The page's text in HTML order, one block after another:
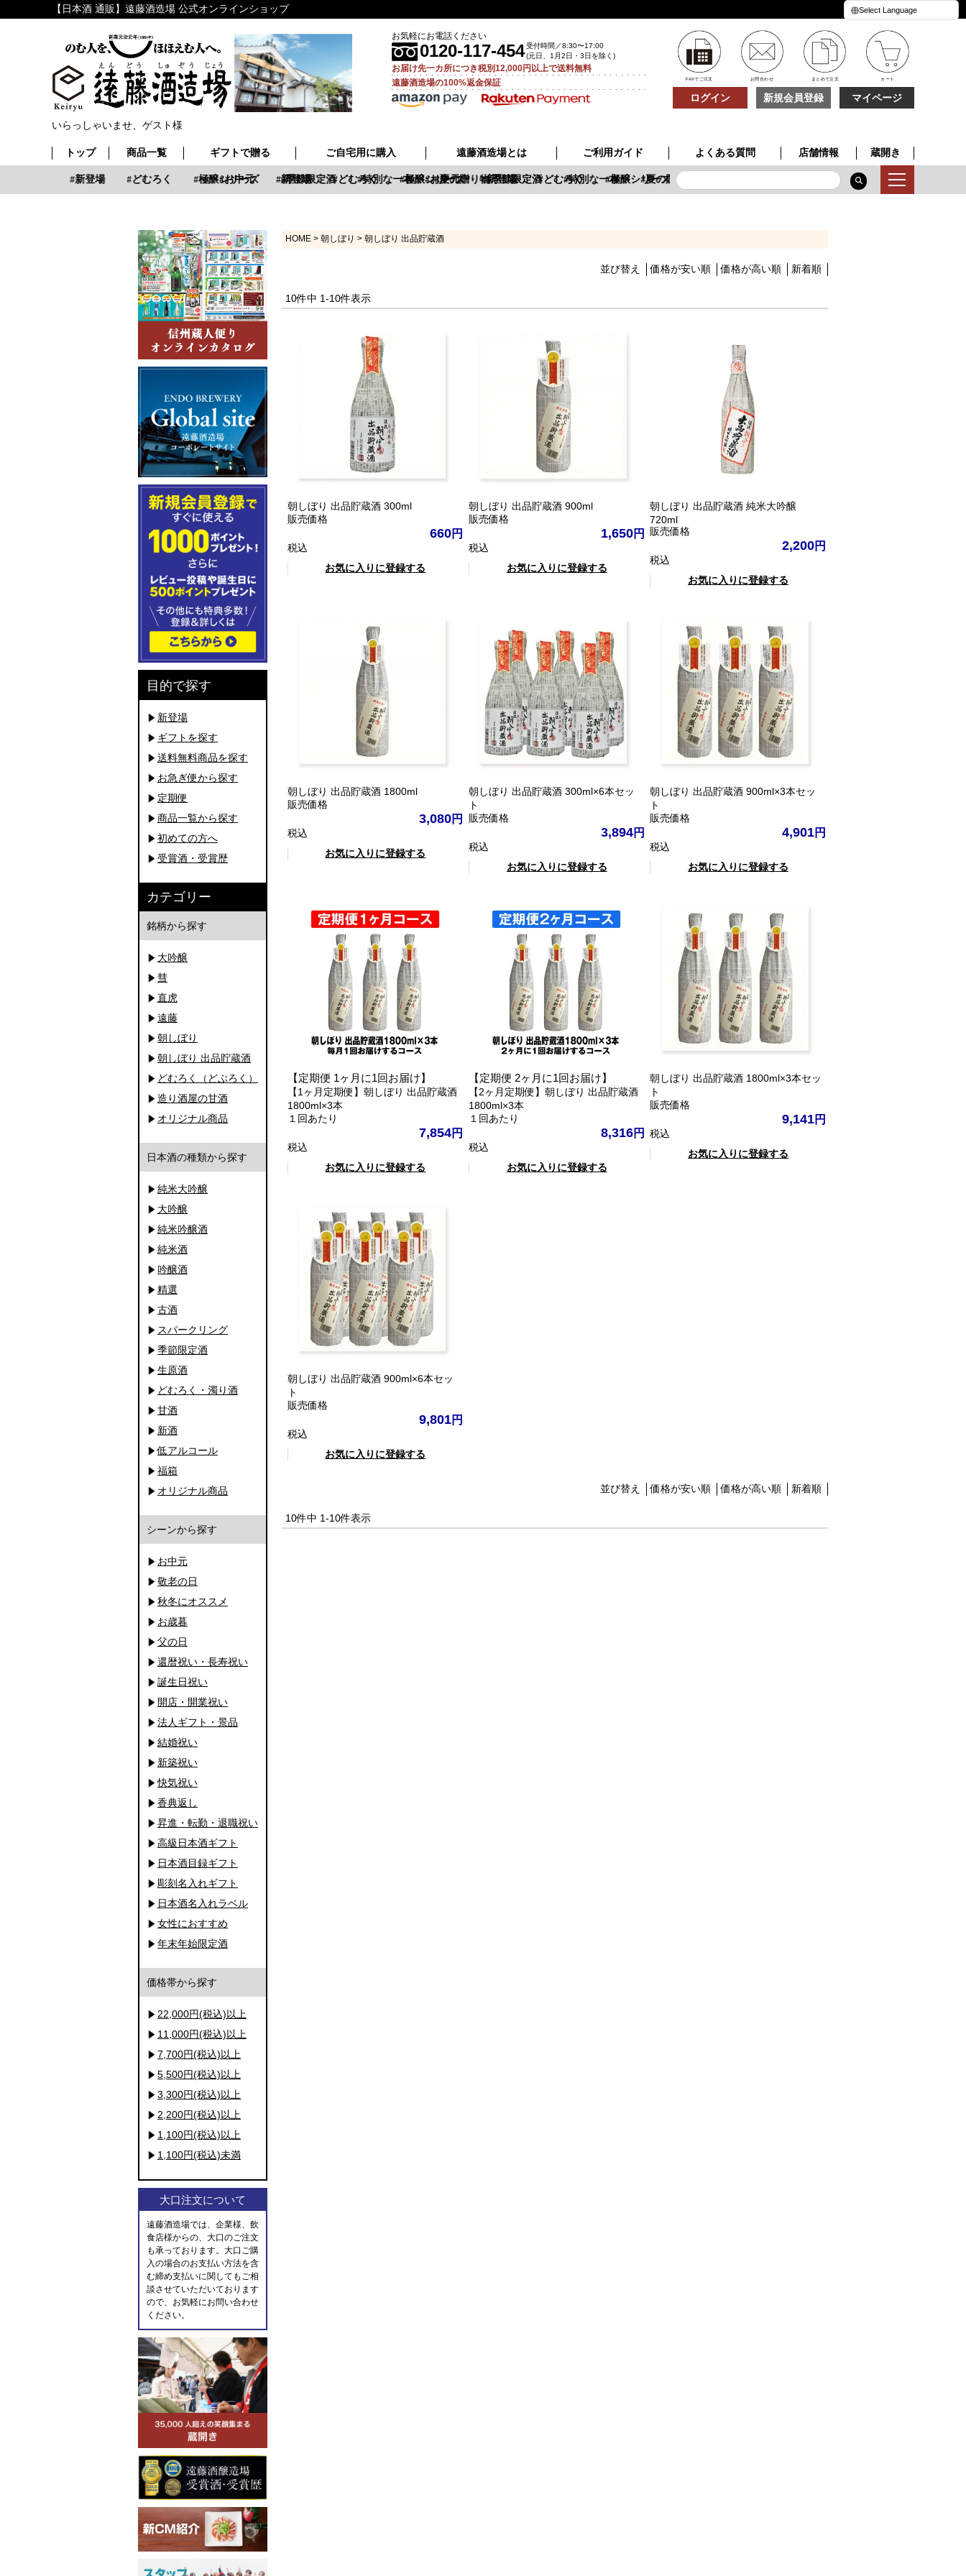
【日本酒 通販】遠藤酒造場 公式オンラインショップ
お気軽にお電話ください
0120-117-454受付時間／8:30〜17:00
(元日、1月2日・3日を除く)
お届け先一カ所につき税別12,000円以上で送料無料
遠藤酒造場の100%返金保証
FAXでご注文 お問合わせ まとめて注文 カート
ログイン 新規会員登録 マイページ
いらっしゃいませ、ゲスト様
トップ 商品一覧 ギフトで贈る ご自宅用に購入 遠藤酒造場とは ご利用ガイド よくある質問 店舗情報 蔵開き
新登場 どむろく 極醸シリーズ 季節限定酒 特別な一本 夏の贈り物
お中元 新登場 どむろく 極醸シリーズ 季節限定酒 特別な一本 夏の贈り物
お中元 新登場 どむろく 極醸シリーズ 夏の贈り物
目的で探す
新登場
ギフトを探す
送料無料商品を探す
お急ぎ便から探す
定期便
商品一覧から探す
初めての方へ
受賞酒・受賞歴
カテゴリー
銘柄から探す
大吟醸
彗
直虎
遠藤
朝しぼり
朝しぼり 出品貯蔵酒
どむろく（どぶろく）
造り酒屋の甘酒
オリジナル商品
日本酒の種類から探す
純米大吟醸
大吟醸
純米吟醸酒
純米酒
吟醸酒
精選
古酒
スパークリング
季節限定酒
生原酒
どむろく・濁り酒
甘酒
新酒
低アルコール
福箱
オリジナル商品
シーンから探す
お中元
敬老の日
秋冬にオススメ
お歳暮
父の日
還暦祝い・長寿祝い
誕生日祝い
開店・開業祝い
法人ギフト・景品
結婚祝い
新築祝い
快気祝い
香典返し
昇進・転勤・退職祝い
高級日本酒ギフト
日本酒目録ギフト
彫刻名入れギフト
日本酒名入れラベル
女性におすすめ
年末年始限定酒
価格帯から探す
22,000円(税込)以上
11,000円(税込)以上
7,700円(税込)以上
5,500円(税込)以上
3,300円(税込)以上
2,200円(税込)以上
1,100円(税込)以上
1,100円(税込)未満
大口注文について
遠藤酒造場では、企業様、飲
食店様からの、大口のご注文
も承っております。大口ご購
入の場合のお支払い方法を含
む締め支払いに関してもご相
談させていただいております
ので、お気軽にお問い合わせ
ください。
HOME 朝しぼり 朝しぼり 出品貯蔵酒
並び替え 価格が安い順 価格が高い順 新着順
10件中 1-10件表示
朝しぼり 出品貯蔵酒 300ml
販売価格
660
税込
お気に入りに登録する
朝しぼり 出品貯蔵酒 900ml
販売価格
1,650
税込
お気に入りに登録する
朝しぼり 出品貯蔵酒 純米大吟醸
720ml
販売価格
2,200
税込
お気に入りに登録する
朝しぼり 出品貯蔵酒 1800ml
販売価格
3,080
税込
お気に入りに登録する
朝しぼり 出品貯蔵酒 300ml×6本セッ
ト
販売価格
3,894
税込
お気に入りに登録する
朝しぼり 出品貯蔵酒 900ml×3本セッ
ト
販売価格
4,901
税込
お気に入りに登録する
【定期便 1ヶ月に1回お届け】
【1ヶ月定期便】朝しぼり 出品貯蔵酒
1800ml×3本
１回あたり
7,854
税込
お気に入りに登録する
【定期便 2ヶ月に1回お届け】
【2ヶ月定期便】朝しぼり 出品貯蔵酒
1800ml×3本
１回あたり
8,316
税込
お気に入りに登録する
朝しぼり 出品貯蔵酒 1800ml×3本セッ
ト
販売価格
9,141
税込
お気に入りに登録する
朝しぼり 出品貯蔵酒 900ml×6本セッ
ト
販売価格
9,801
税込
お気に入りに登録する
並び替え 価格が安い順 価格が高い順 新着順
10件中 1-10件表示